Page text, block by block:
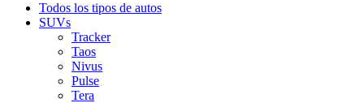
Todos los tipos de autos
SUVs
Tracker
Taos
Nivus
Pulse
Tera